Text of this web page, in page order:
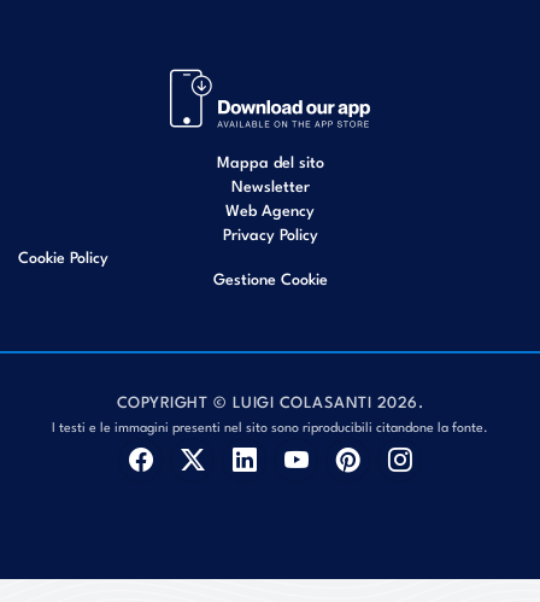
Mappa del sito
Newsletter
Web Agency
Privacy Policy
Cookie Policy
Gestione Cookie
COPYRIGHT © LUIGI COLASANTI 2026.
I testi e le immagini presenti nel sito sono riproducibili citandone la fonte.